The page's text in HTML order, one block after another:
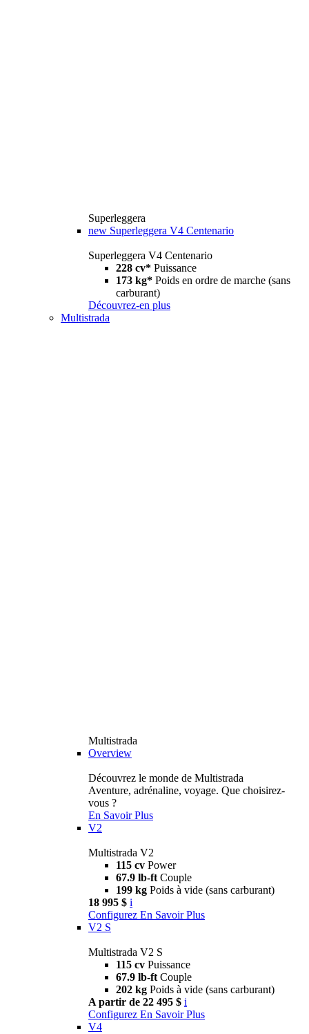
Superleggera
new Superleggera V4 Centenario
Superleggera V4 Centenario
228 cv* Puissance
173 kg* Poids en ordre de marche (sans
carburant)
Découvrez-en plus
Multistrada
Multistrada
Overview
Découvrez le monde de Multistrada
Aventure, adrénaline, voyage. Que choisirez-
vous ?
En Savoir Plus
V2
Multistrada V2
115 cv Power
67.9 lb-ft Couple
199 kg Poids à vide (sans carburant)
18 995 $ i
Configurez En Savoir Plus
V2 S
Multistrada V2 S
115 cv Puissance
67.9 lb-ft Couple
202 kg Poids à vide (sans carburant)
A partir de 22 495 $ i
Configurez En Savoir Plus
V4